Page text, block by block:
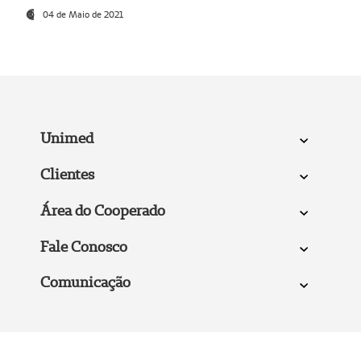
04 de Maio de 2021
Unimed
Clientes
Área do Cooperado
Fale Conosco
Comunicação